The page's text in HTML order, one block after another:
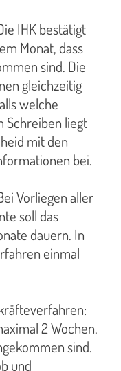
IHK bestätigt
Monat, dass
sind. Die
gleichzeitig
welche
Schreiben liegt
mit den
bei.
Vorliegen aller
soll das
dauern. In
einmal
2 Wochen,
sind.
und